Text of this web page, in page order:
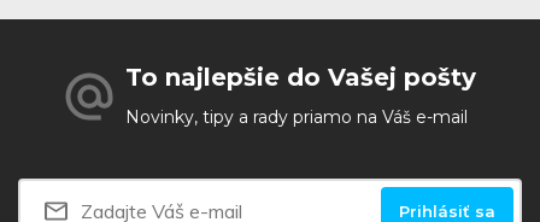
To najlepšie do Vašej pošty
Novinky, tipy a rady priamo na Váš e-mail
Prihlásiť sa